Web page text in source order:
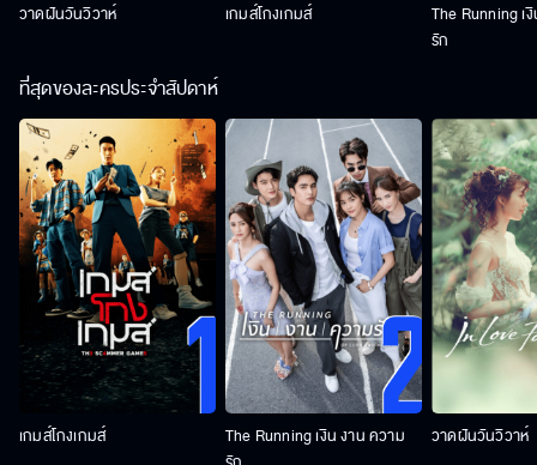
วาดฝันวันวิวาห์ เกมส์โกงเกมส์
The Running เ
รัก
ที่สุดของละครประจำสัปดาห์
เกมส์โกงเกมส์
The Running เงิน งาน ความ
วาดฝันวันวิวาห์